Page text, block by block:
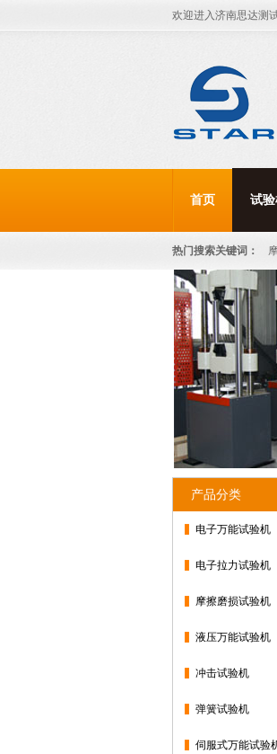
欢迎进入济南思达测
首页 试
热门搜索关键词：
产品分类
电子万能试验机
电子拉力试验机
摩擦磨损试验机
液压万能试验机
冲击试验机
弹簧试验机
伺服式万能试验